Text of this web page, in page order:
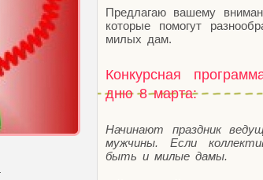
Пред­ла­гаю ваше­му
кото­рые помо­гут
милых дам.
Конкурсная
дню 8 марта:
Начи­на­ют празд­ник
муж­чи­ны. Если
быть и милые дамы.